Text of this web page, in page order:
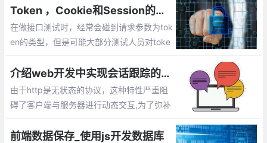
ocalStorage特点、localStorage的兼容、lo
calStorage的使用等
Token ，Cookie和Session的区别
在做接口测试时，经常会碰到请求参数为tok
en的类型，但是可能大部分测试人员对toke
介绍web开发中实现会话跟踪的常用技术方法
由于http是无状态的协议，这种特性严重阻
碍了客户端与服务器进行动态交互,为了弥补
方法：cookie、session、url重写、隐藏inp
前端数据保存_使用js开发数据库